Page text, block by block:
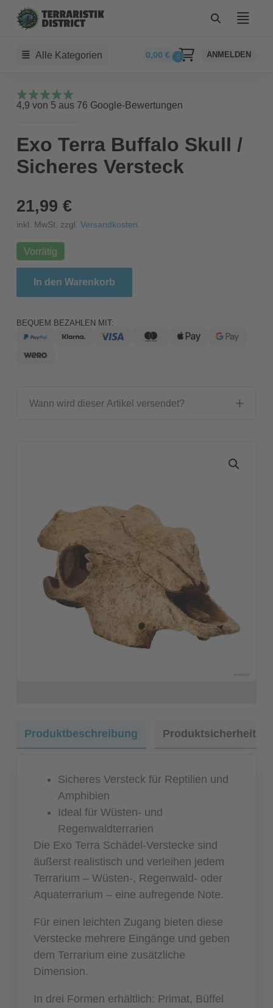
Alle Kategorien 0,00€ 0 ANMELDEN
4,9 von 5 aus 76 Google-Bewertungen
Exo Terra Buffalo Skull /
Sicheres Versteck
21,99 €
inkl. MwSt. zzgl. Versandkosten
Vorrätig
Exo Terra Buffalo Skull / Sicheres Versteck Menge
In den Warenkorb
BEQUEM BEZAHLEN MIT:
Wann wird dieser Artikel versendet?
Produktbeschreibung Produktsicherheit
Sicheres Versteck für Reptilien und
Amphibien
Ideal für Wüsten- und
Regenwaldterrarien
Die Exo Terra Schädel-Verstecke sind
äußerst realistisch und verleihen jedem
Terrarium – Wüsten-, Regenwald- oder
Aquaterrarium – eine aufregende Note.
Für einen leichten Zugang bieten diese
Verstecke mehrere Eingänge und geben
dem Terrarium eine zusätzliche
Dimension.
In drei Formen erhältlich: Primat, Büffel